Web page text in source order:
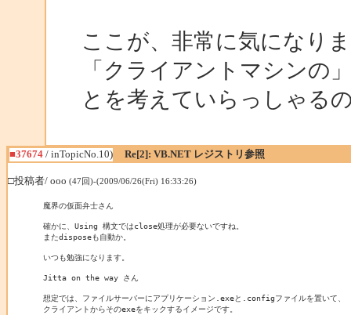
ここが、非常に気になり
「クライアントマシンの
とを考えていらっしゃる
■37674 / inTopicNo.10) Re[2]: VB.NET レジストリ参照
□投稿者/ ooo (47回)-(2009/06/26(Fri) 16:33:26)
魔界の仮面弁士さん
確かに、Using 構文ではclose処理が必要ないですね。
またdisposeも自動か。
いつも勉強になります。
Jitta on the way さん
想定では、ファイルサーバーにアプリケーション.exeと.configファイルを置いて、
クライアントからそのexeをキックするイメージです。